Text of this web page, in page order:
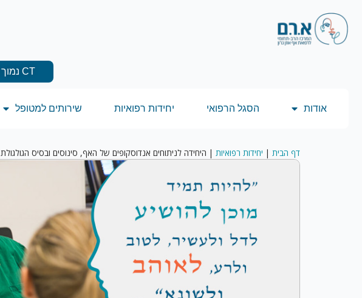
CT נמוך קרינה
אודות הסגל הרפואי יחידות רפואיות שירותים למטופל
דף הבית | יחידות רפואיות | היחידה לניתוחים אנדוסקופים של האף, סינוסים ובסיס הגולגולת